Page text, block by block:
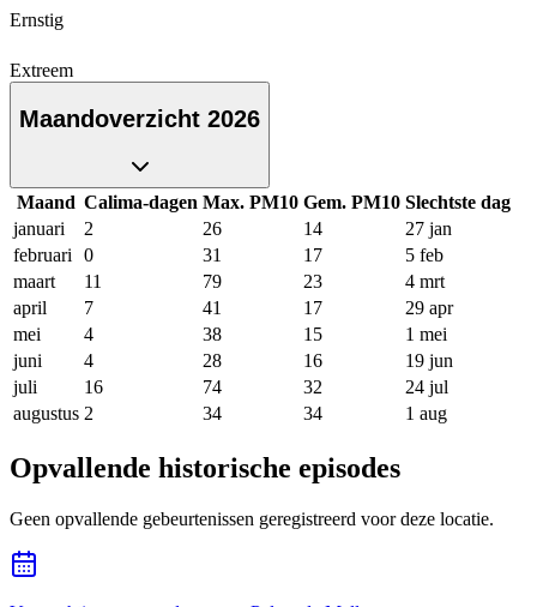
Ernstig
Extreem
Maandoverzicht 2026
Maand Calima-dagen Max. PM10 Gem. PM10 Slechtste dag
januari
2 26 14
27 jan
februari
0 31 17
5 feb
maart
11 79 23
4 mrt
april
7 41 17
29 apr
mei
4 38 15
1 mei
juni
4 28 16
19 jun
juli
16 74 32
24 jul
augustus 2 34 34 1 aug
Opvallende historische episodes
Geen opvallende gebeurtenissen geregistreerd voor deze locatie.